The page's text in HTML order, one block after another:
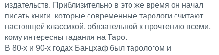
издательств. Приблизительно в это же время он начал
писать книги, которые современные тарологи считают
настоящей классикой, обязательной к прочтению всеми,
кому интересны гадания на Таро.
В 80-х и 90-х годах Банцхаф был тарологом и